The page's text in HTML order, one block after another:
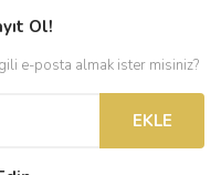
Ol!
e-posta almak ister misiniz?
EKLE